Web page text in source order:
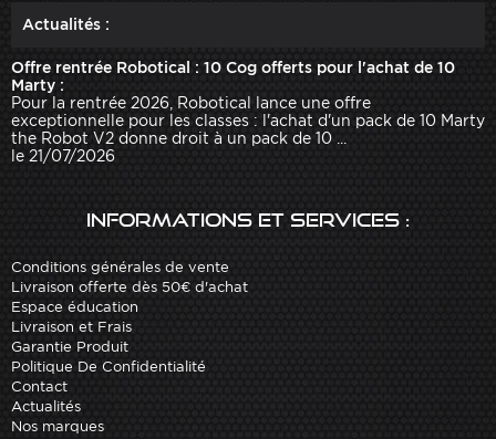
Actualités :
Offre rentrée Robotical : 10 Cog offerts pour l'achat de 10
Marty :
Pour la rentrée 2026, Robotical lance une offre
exceptionnelle pour les classes : l'achat d'un pack de 10 Marty
the Robot V2 donne droit à un pack de 10 ...
le 21/07/2026
Informations et services :
Conditions générales de vente
Livraison offerte dès 50€ d'achat
Espace éducation
Livraison et Frais
Garantie Produit
Politique De Confidentialité
Contact
Actualités
Nos marques